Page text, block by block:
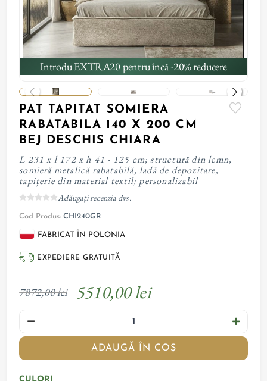
Introdu EXTRA20 pentru încă -20% reducere
PAT TAPITAT SOMIERA
RABATABILA 140 X 200 CM
BEJ DESCHIS CHIARA
L 231 x l 172 x h 41 - 125 cm; structură din lemn,
somieră metalică rabatabilă, ladă de depozitare,
tapițerie din material textil; personalizabil
Adăugați recenzia dvs.
Cod Produs: CHI240GR
FABRICAT ÎN POLONIA
EXPEDIERE GRATUITĂ
7872,00 lei 5510,00 lei
ADAUGĂ ÎN COȘ